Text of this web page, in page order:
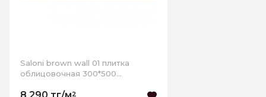
Saloni brown wall 01 плитка
облицовочная 300*500
2